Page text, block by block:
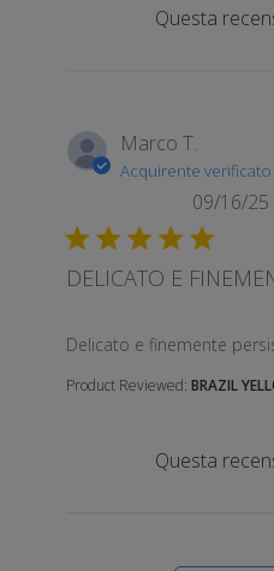
Questa
Marco T.
Acquirente verificato
DELICATO E
Delicato e finemente
read more about
Product Reviewed: BRAZIL
09/16/25
Questa